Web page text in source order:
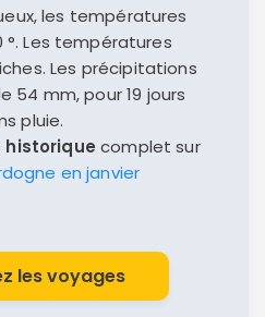
les températures
°. Les températures
Les précipitations
54 mm, pour 19 jours
pluie.
historique complet sur
en janvier
les voyages